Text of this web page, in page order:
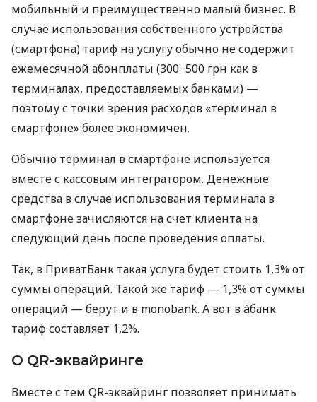
мобильный и преимущественно малый бизнес. В
случае использования собственного устройства
(смартфона) тариф на услугу обычно не содержит
ежемесячной абонплаты (300−500 грн как в
терминалах, предоставляемых банками) —
поэтому с точки зрения расходов «терминал в
смартфоне» более экономичен.
Обычно терминал в смартфоне используется
вместе с кассовым интегратором. Денежные
средства в случае использования терминала в
смартфоне зачисляются на счет клиента на
следующий день после проведения оплаты.
Так, в ПриватБанк такая услуга будет стоить 1,3% от
суммы операций. Такой же тариф — 1,3% от суммы
операций — берут и в monobank. А вот в àбанк
тариф составляет 1,2%.
О QR-эквайринге
Вместе с тем QR-эквайринг позволяет принимать